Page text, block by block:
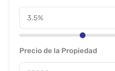
Precio de la Propiedad